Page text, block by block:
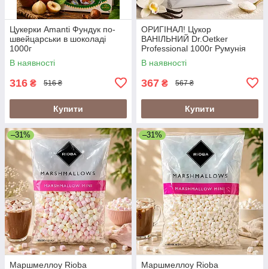
Цукерки Amanti Фундук по-
швейцарськи в шоколаді
1000г
В наявності
316 ₴ 516 ₴
Купити
ОРИГІНАЛ! Цукор
ВАНІЛЬНИЙ Dr.Oetker
Professional 1000г Румунія
В наявності
367 ₴ 567 ₴
Купити
–31%
Маршмеллоу Rioba
–31%
Маршмеллоу Rioba